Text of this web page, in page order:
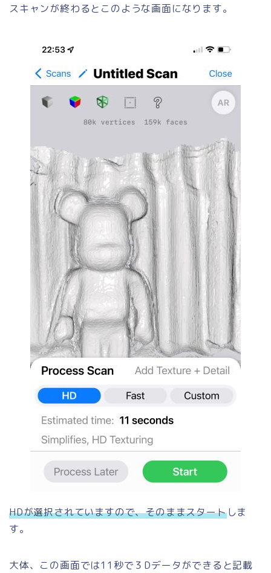
スキャンが終わるとこのような画面になります。
HDが選択されていますので、そのままスタートしま
す。
大体、この画面では11秒で３Dデータができると記載